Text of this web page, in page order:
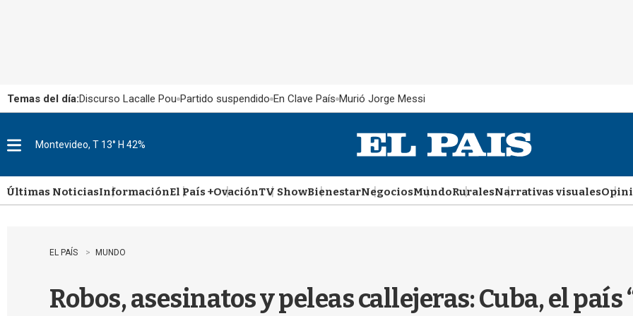
Temas del día:Discurso Lacalle Pou Partido suspendido En Clave País Murió Jorge Messi
u
Montevideo, T 13° H 42%
Últimas NoticiasInformaciónEl País +OvaciónTV ShowBienestarNegociosMundoRuralesNarrativas visuales
EL PAÍS MUNDO
Robos, asesinatos y peleas callejeras: Cuba, el país